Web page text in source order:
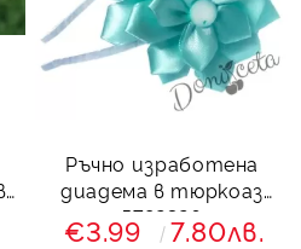
Ръчно изработена
диадема в тюркоаз
5782326
€3.99 7.80лв.